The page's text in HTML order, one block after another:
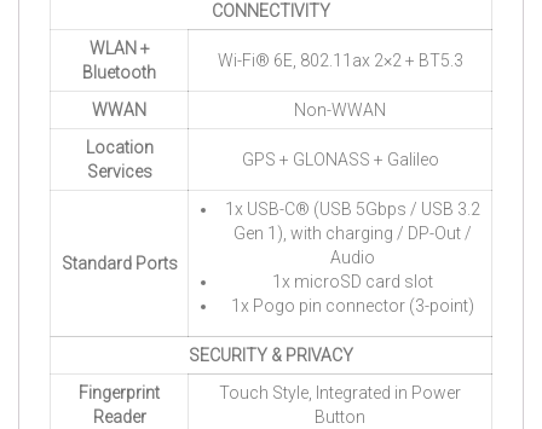
CONNECTIVITY
WLAN +
Bluetooth
Wi-Fi® 6E, 802.11ax 2×2 + BT5.3
WWAN
Non-WWAN
Location
Services
GPS + GLONASS + Galileo
Standard Ports
1x USB-C® (USB 5Gbps / USB 3.2
Gen 1), with charging / DP-Out /
Audio
1x microSD card slot
1x Pogo pin connector (3-point)
SECURITY & PRIVACY
Fingerprint
Reader
Touch Style, Integrated in Power
Button